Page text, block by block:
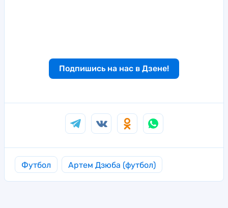
Подпишись на нас в Дзене!
Футбол Артем Дзюба (футбол)